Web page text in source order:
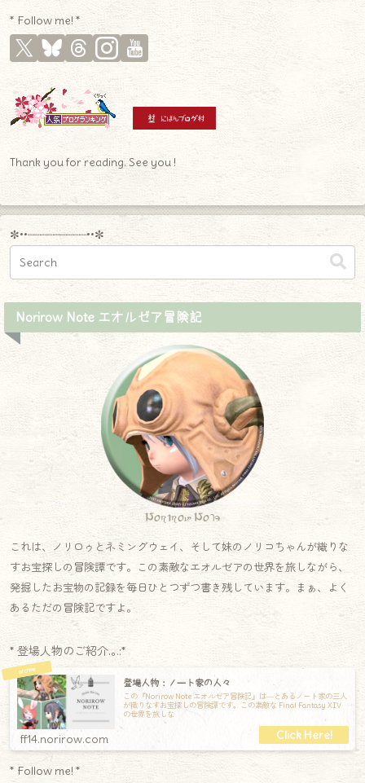
* Follow me! *
Thank you for reading. See you !
✼••┈┈┈┈┈┈┈┈┈••✼
Norirow Note エオルゼア冒険記
Norirow Note
これは、ノリロゥとネミングウェイ、そして妹のノリコちゃんが織りな
すお宝探しの冒険譚です。この素敵なエオルゼアの世界を旅しながら、
発掘したお宝物の記録を毎日ひとつずつ書き残しています。まぁ、よく
あるただの冒険記ですよ。
* 登場人物のご紹介.｡.:*
登場人物：ノート家の人々
この『Norirow Note エオルゼア冒険記』は―とあるノート家の三人
が織りなすお宝探しの冒険譚です。この素敵な Final Fantasy XIV
の世界を旅しな
ff14.norirow.com
* Follow me! *